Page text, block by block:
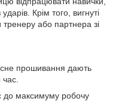
Крім того, вигнуті
або партнера зі
прошивання дають
до максимуму робочу